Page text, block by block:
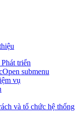
triển
Open submenu
vụ
và tổ chức hệ thống